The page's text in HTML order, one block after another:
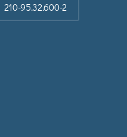
210-95.32.600-2